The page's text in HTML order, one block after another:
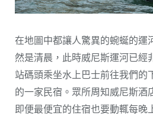
在地圖中都讓人驚異的蜿蜒的運
然是清晨，此時威尼斯運河已經
站碼頭乘坐水上巴士前往我們的
的一家民宿。眾所周知威尼斯酒
即便最便宜的住宿也要動輒每晚